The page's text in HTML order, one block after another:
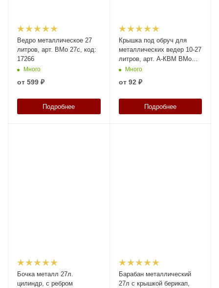
Ведро металлическое 27
литров, арт. ВМо 27с, код:
17266
Много
от 599 ₽
Подробнее
Крышка под обруч для
металлических ведер 10-27
литров, арт. А-КВМ ВМо
10, ВМо 20, ВМо 25, ВМо
27, код: 03273
Много
от 92 ₽
Подробнее
Бочка металл 27л.
цилиндр, с ребром
Барабан металлический
27л с крышкой берикап,